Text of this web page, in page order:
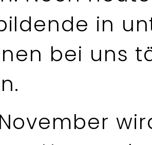
in
bei uns